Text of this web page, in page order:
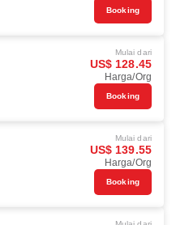
Booking
Mulai dari
US$ 128.45
Harga/Org
Booking
Mulai dari
US$ 139.55
Harga/Org
Booking